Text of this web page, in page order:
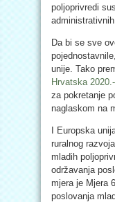
poljoprivredi
Da bi se sve
unije. Tako
Hrvatska
za pokretanje
naglaskom na
I Europska
ruralnog
mladih
održavanja
mjera je Mjera
poslovanja